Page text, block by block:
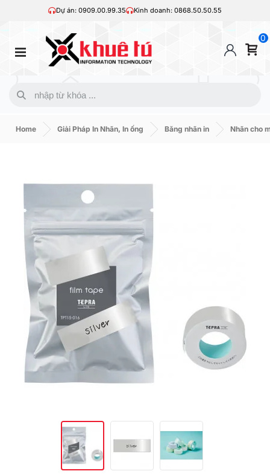
Dự án: 0909.00.99.35 Kinh doanh: 0868.50.50.55
0
Home Giải Pháp In Nhãn, In ống Băng nhãn in Nhãn cho